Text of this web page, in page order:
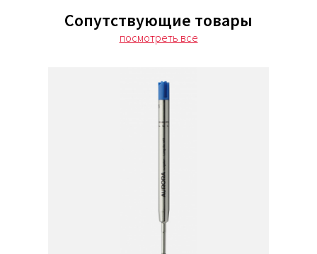
Сопутствующие товары
посмотреть все